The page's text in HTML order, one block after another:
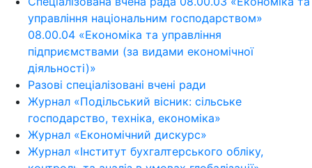
управління національним господарством»
08.00.04 «Економіка та управління
підприємствами (за видами економічної
діяльності)»
Разові спеціалізовані вчені ради
Журнал «Подільський вісник: сільське
господарство, техніка, економіка»
Журнал «Економічний дискурс»
Журнал «Інститут бухгалтерського обліку,